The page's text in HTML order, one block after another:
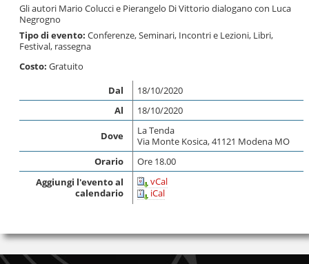
Gli autori Mario Colucci e Pierangelo Di Vittorio dialogano con Luca
Negrogno
Tipo di evento: Conferenze, Seminari, Incontri e Lezioni, Libri,
Festival, rassegna
Costo: Gratuito
Dal
18/10/2020
Al
18/10/2020
Dove
La Tenda
Via Monte Kosica, 41121 Modena MO
Orario
Ore 18.00
Aggiungi l'evento al
calendario
vCal
iCal